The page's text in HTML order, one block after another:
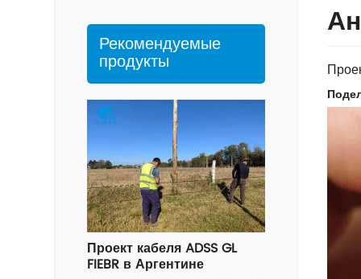
Рекомендуемые
продукты
Проект кабеля ADSS GL
FIEBR в Аргентине